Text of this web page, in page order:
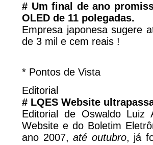
# Um final de ano
OLED de 11 polegadas.
Empresa japonesa sugere
de 3 mil e cem reais !
* Pontos de Vista
Editorial
# LQES Website
Editorial de Oswaldo Luiz
Website e do Boletim
ano 2007,até outubro, já